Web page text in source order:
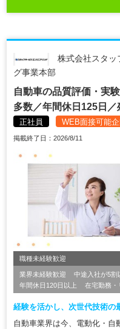
株式会社スタ
グ事業本部
自動車の品質評価・実
多数／年間休日125日
正社員 WEB面接可能
掲載終了日：2026/8/11
職種未経験歓迎
業界未経験歓迎 中途入社が5割
年間休日120日以上
在宅勤務・
経験を活かし、次世代技術の
自動車業界は今、電動化・自